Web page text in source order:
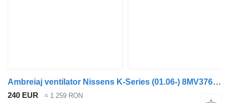
Ambreiaj ventilator Nissens K-Series (01.06-) 8MV376912-021 pentru autobuz Scania K,N,F-series bus (2006-)
240 EUR ≈ 1.259 RON